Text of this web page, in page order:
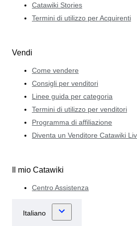
Catawiki Stories
Termini di utilizzo per Acquirenti
Vendi
Come vendere
Consigli per venditori
Linee guida per categoria
Termini di utilizzo per venditori
Programma di affiliazione
Diventa un Venditore Catawiki
Il mio Catawiki
Centro Assistenza